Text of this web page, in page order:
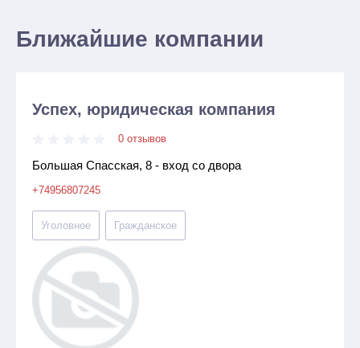
Ближайшие компании
Успех, юридическая компания
0 отзывов
Большая Спасская, 8 - вход со двора
+74956807245
Уголовное Гражданское